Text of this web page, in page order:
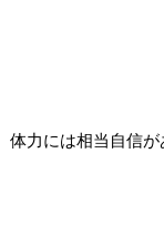
体力には相当自信が